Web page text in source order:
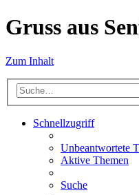
Gruss aus
Zum Inhalt
Schnellzugriff
Unbeantwortete
Aktive Themen
Suche